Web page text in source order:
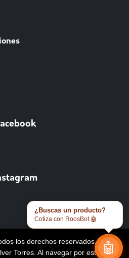
los derechos reservados.
Torres . Al navegar por este
¿Buscas un producto?
Cotiza con RoosBot 🤖
🤖